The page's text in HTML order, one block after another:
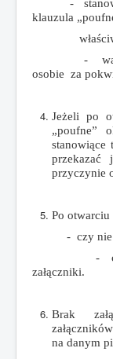
-
klauzula
właściwej
-
osobie za
Jeżeli po
„poufne”
stanowiące
przyczynie
Po otwarciu
- czy nie
- czy
załączniki.
Brak
na danym